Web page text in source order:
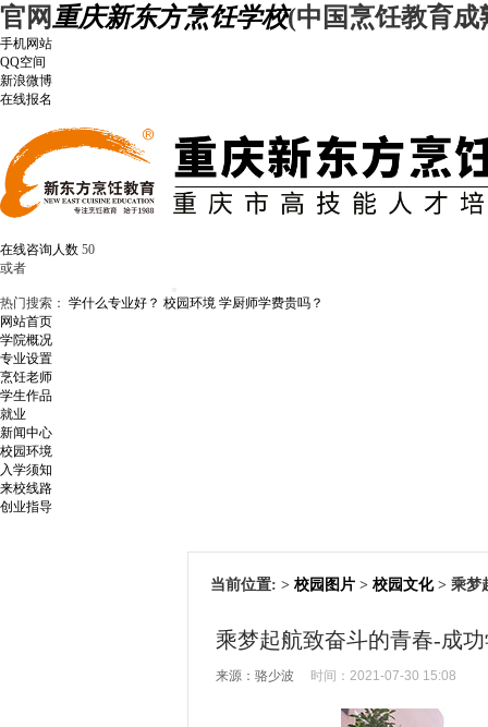
官网 重庆新东方烹饪学校(中国烹饪教育成
手机网站
QQ空间
新浪微博
在线报名
在线咨询人数 50
或者
热门搜索： 学什么专业好？ 校园环境 学厨师学费贵吗？
网站首页
学院概况
专业设置
烹饪老师
学生作品
就业
新闻中心
校园环境
入学须知
来校线路
创业指导
当前位置: > 校园图片 > 校园文化> 乘梦
乘梦起航致奋斗的青春-成
来源：骆少波 时间：2021-07-30 15:08